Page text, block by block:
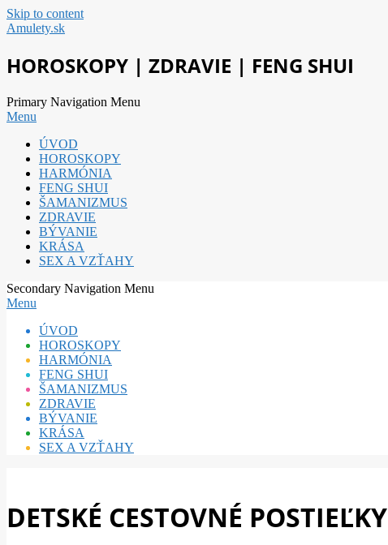
Skip to content
Amulety.sk
HOROSKOPY | ZDRAVIE | FENG SHUI
Primary Navigation Menu
Menu
ÚVOD
HOROSKOPY
HARMÓNIA
FENG SHUI
ŠAMANIZMUS
ZDRAVIE
BÝVANIE
KRÁSA
SEX A VZŤAHY
Secondary Navigation Menu
Menu
ÚVOD
HOROSKOPY
HARMÓNIA
FENG SHUI
ŠAMANIZMUS
ZDRAVIE
BÝVANIE
KRÁSA
SEX A VZŤAHY
DETSKÉ CESTOVNÉ POSTIEĽKY